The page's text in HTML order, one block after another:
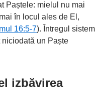
Paștele: mielul nu mai
în locul ales de El,
16:5-7). Întregul sistem
un Paște
izbăvirea